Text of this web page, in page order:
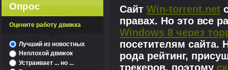
Сайт Win-torrent.net
правах. Но это все
Windows 8 через
посетителям сайта.
рода рейтинг,
трекеров, поэтому
Опрос
Оцените работу движка
Лучший из новостных
Неплохой движок
Устраивает ... но ...